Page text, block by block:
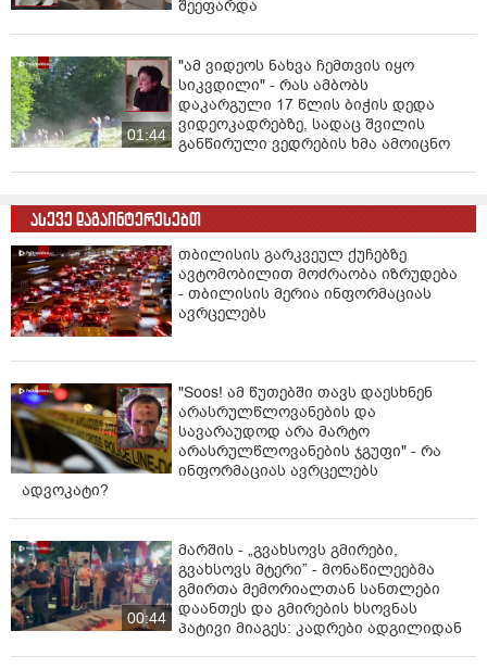
შეეფარდა
01:44
"ამ ვიდეოს ნახვა ჩემთვის იყო
სიკვდილი" - რას ამბობს
დაკარგული 17 წლის ბიჭის დედა
ვიდეოკადრებზე, სადაც შვილის
განწირული ვედრების ხმა ამოიცნო
ასევე დაგაინტერესებთ
თბილისის გარკვეულ ქუჩებზე
ავტომობილით მოძრაობა იზრუდება
- თბილისის მერია ინფორმაციას
ავრცელებს
"Soos! ამ წუთებში თავს დაესხნენ
არასრულწლოვანების და
სავარაუდოდ არა მარტო
არასრულწლოვანების ჯგუფი" - რა
ინფორმაციას ავრცელებს
ადვოკატი?
00:44
მარშის - „გვახსოვს გმირები,
გვახსოვს მტერი” - მონაწილეებმა
გმირთა მემორიალთან სანთლები
დაანთეს და გმირების ხსოვნას
პატივი მიაგეს: კადრები ადგილიდან